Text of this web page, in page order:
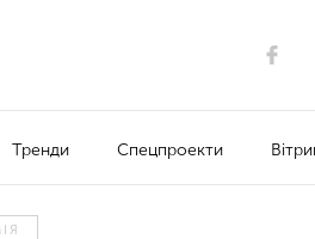
Тренди Спецпроекти